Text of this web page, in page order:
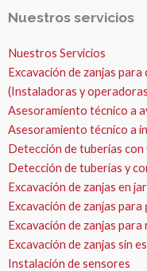
Nuestros servicios
Nuestros Servicios
Excavación de zanjas
(Instaladoras y
Asesoramiento técnico a
Asesoramiento técnico a
Detección de tuberías
Detección de tuberías y
Excavación de zanjas en
Excavación de zanjas para
Excavación de zanjas
Excavación de zanjas sin
Instalación de sensores